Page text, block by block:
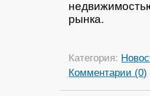
рынка.
Категория:
Комментарии (0)